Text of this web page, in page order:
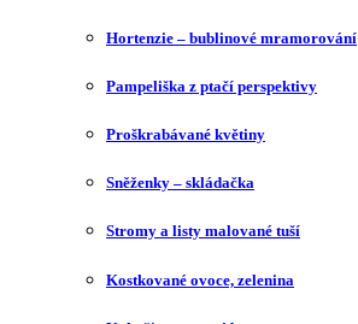
Hortenzie – bublinové mramorování
Pampeliška z ptačí perspektivy
Proškrabávané květiny
Sněženky – skládačka
Stromy a listy malované tuší
Kostkované ovoce, zelenina